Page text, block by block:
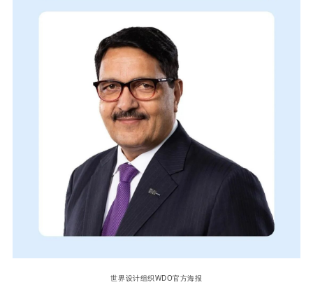
世界设计组织WDO官方海报